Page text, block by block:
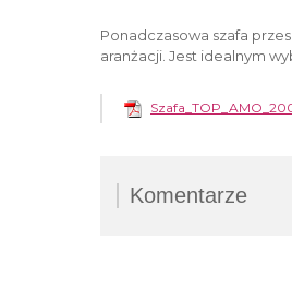
Ponadczasowa szafa
aranżacji. Jest idealnym
Komentarze